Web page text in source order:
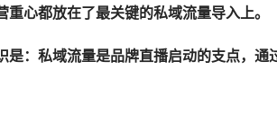
重心都放在了最关键的私域流量导入上。
是：私域流量是品牌直播启动的支点，